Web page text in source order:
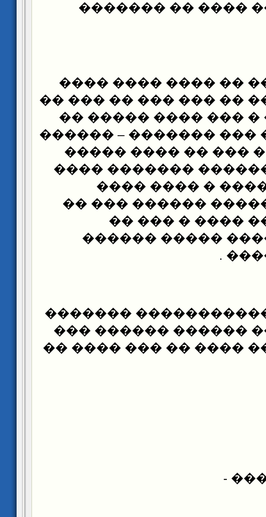
�������� ���
�� ���� ����� ��
���� ��� ���� �� ���
����� ����� � ���
���� ��� ��� ���
������ – ���� ���
�� ����� ��������
���� �� ���
������ �� ������
����� ���� ��
�������� �����
��� ������
���� �������
�� ��� ������ ����
-